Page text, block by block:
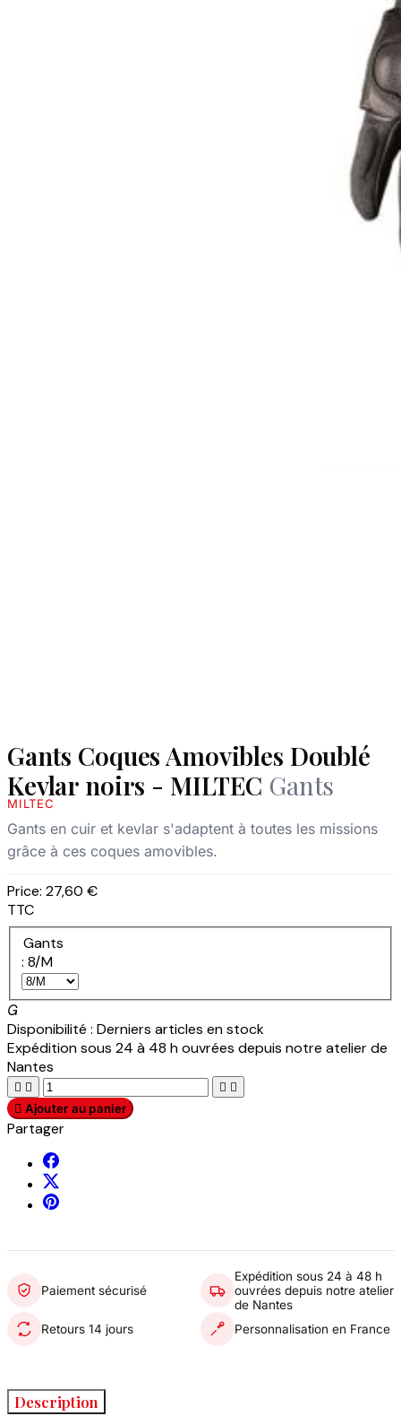
Gants Coques Amovibles Doublé
Kevlar noirs - MILTEC Gants
MILTEC
Gants en cuir et kevlar s'adaptent à toutes les missions
grâce à ces coques amovibles.
Price: 27,60 €
TTC
Gants
: 8/M

Disponibilité : Derniers articles en stock
Expédition sous 24 à 48 h ouvrées depuis notre atelier de
Nantes
   
 Ajouter au panier
Partager
Paiement sécurisé
Expédition sous 24 à 48 h
ouvrées depuis notre atelier
de Nantes
Retours 14 jours
Personnalisation en France
Description